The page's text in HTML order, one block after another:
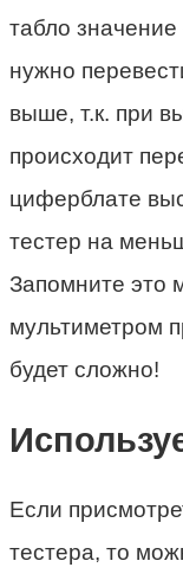
табло
нужно
выше, т.к. при
происходит
циферблате
тестер на
Запомните это
мультиметром
будет сложно!
Если
тестера, то